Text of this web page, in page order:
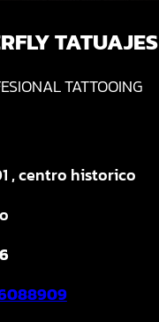
TATUAJES
TATTOOING
, centro historico